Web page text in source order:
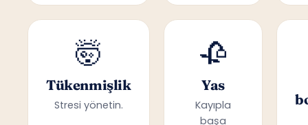
🤯
Tükenmişlik
Stresi yönetin.
🥀
Yas
Kayıpla
başa